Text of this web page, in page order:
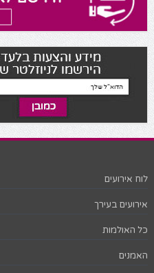
לוח אירועים
אירועים בעירך
כל האולמות
האמנים